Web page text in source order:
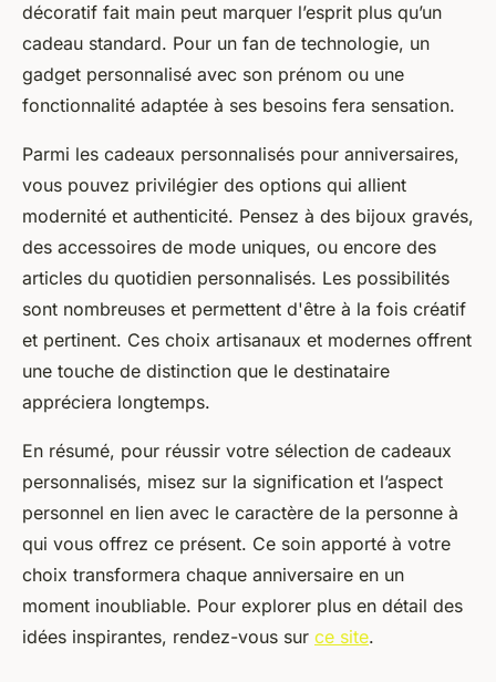
décoratif fait main peut marquer l’esprit plus qu’un
cadeau standard. Pour un fan de technologie, un
gadget personnalisé avec son prénom ou une
fonctionnalité adaptée à ses besoins fera sensation.
Parmi les cadeaux personnalisés pour anniversaires,
vous pouvez privilégier des options qui allient
modernité et authenticité. Pensez à des bijoux gravés,
des accessoires de mode uniques, ou encore des
articles du quotidien personnalisés. Les possibilités
sont nombreuses et permettent d'être à la fois créatif
et pertinent. Ces choix artisanaux et modernes offrent
une touche de distinction que le destinataire
appréciera longtemps.
En résumé, pour réussir votre sélection de cadeaux
personnalisés, misez sur la signification et l’aspect
personnel en lien avec le caractère de la personne à
qui vous offrez ce présent. Ce soin apporté à votre
choix transformera chaque anniversaire en un
moment inoubliable. Pour explorer plus en détail des
idées inspirantes, rendez-vous sur ce site.